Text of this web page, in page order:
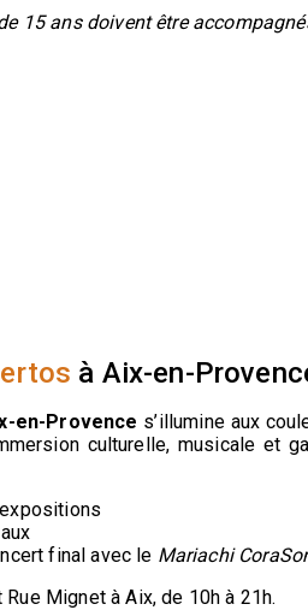
15 ans doivent être
à Aix-en-
en-Provence s’illumine aux
culturelle, musicale et
final avec le Mariachi
Mignet à Aix, de 10h à 21h.